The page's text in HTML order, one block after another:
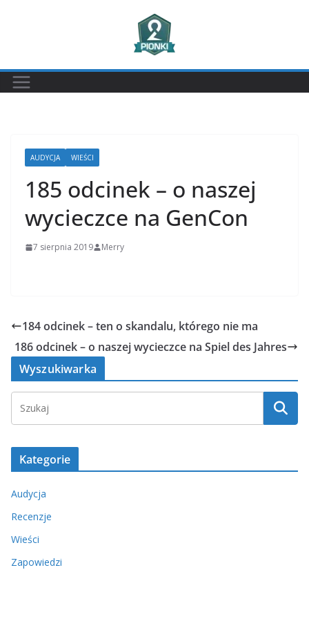
AUDYCJA WIEŚCI
185 odcinek – o naszej
wycieczce na GenCon
7 sierpnia 2019 Merry
184 odcinek – ten o skandalu, którego nie ma
186 odcinek – o naszej wycieczce na Spiel des Jahres
Wyszukiwarka
Kategorie
Audycja
Recenzje
Wieści
Zapowiedzi